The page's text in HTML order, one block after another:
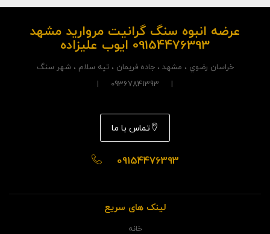
عرضه انبوه سنگ گرانیت مروارید مشهد
09154476393 ایوب علیزاده
خراسان رضوي ، مشهد ، جاده فريمان ، تپه سلام ، شهر سنگ
| 09367841393 |
تماس با ما
09154476393
لینک های سریع
خانه